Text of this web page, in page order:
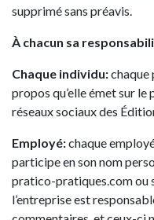
supprimé sans préavis.
À chacun sa
Chaque individu:chaque
propos qu’elle émet sur
réseaux sociaux des
Employé:chaque
participe en son nom
pratico-pratiques.com ou
l’entreprise est